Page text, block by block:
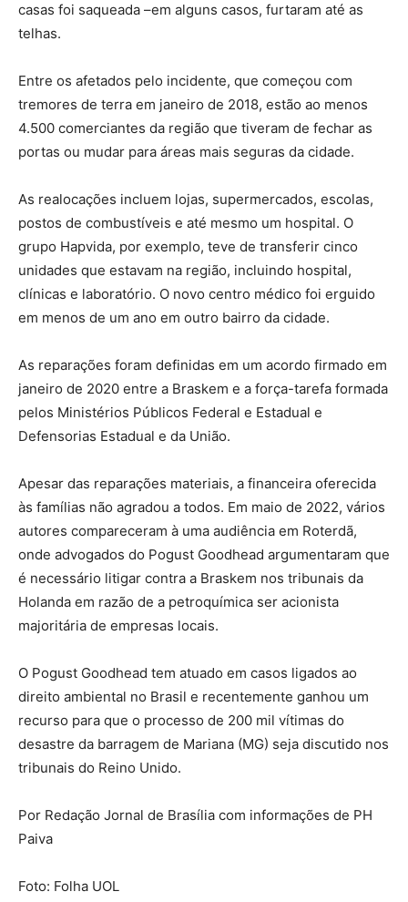
casas foi saqueada –em alguns casos, furtaram até as
telhas.
Entre os afetados pelo incidente, que começou com
tremores de terra em janeiro de 2018, estão ao menos
4.500 comerciantes da região que tiveram de fechar as
portas ou mudar para áreas mais seguras da cidade.
As realocações incluem lojas, supermercados, escolas,
postos de combustíveis e até mesmo um hospital. O
grupo Hapvida, por exemplo, teve de transferir cinco
unidades que estavam na região, incluindo hospital,
clínicas e laboratório. O novo centro médico foi erguido
em menos de um ano em outro bairro da cidade.
As reparações foram definidas em um acordo firmado em
janeiro de 2020 entre a Braskem e a força-tarefa formada
pelos Ministérios Públicos Federal e Estadual e
Defensorias Estadual e da União.
Apesar das reparações materiais, a financeira oferecida
às famílias não agradou a todos. Em maio de 2022, vários
autores compareceram à uma audiência em Roterdã,
onde advogados do Pogust Goodhead argumentaram que
é necessário litigar contra a Braskem nos tribunais da
Holanda em razão de a petroquímica ser acionista
majoritária de empresas locais.
O Pogust Goodhead tem atuado em casos ligados ao
direito ambiental no Brasil e recentemente ganhou um
recurso para que o processo de 200 mil vítimas do
desastre da barragem de Mariana (MG) seja discutido nos
tribunais do Reino Unido.
Por Redação Jornal de Brasília com informações de PH
Paiva
Foto: Folha UOL